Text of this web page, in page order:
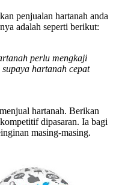
penjualan hartanah anda
adalah seperti berikut:
perlu mengkaji
hartanah cepat
hartanah. Berikan
dipasaran. Ia bagi
masing-masing.